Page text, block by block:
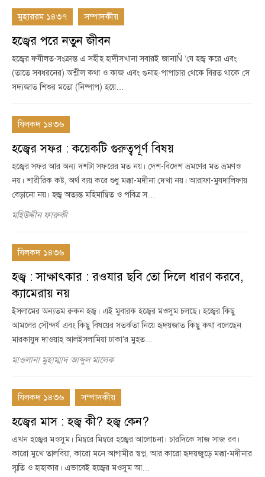
মুহাররম ১৪৩৭ সম্পাদকীয়
হজ্বের পরে নতুন জীবন
হজ্বের ফযীলত-সংক্রান্ত এ সহীহ হাদীসখানা সবারই জানাÑ ‘যে হজ্ব করে এবং
(তাতে সবধরনের) অশ্লীল কথা ও কাজ এবং গুনাহ-পাপাচার থেকে বিরত থাকে সে
সদ্যজাত শিশুর মতো (নিষ্পাপ) হয়ে…
যিলকদ ১৪৩৬
হজ্বের সফর : কয়েকটি গুরুত্বপূর্ণ বিষয়
হজ্বের সফর আর অন্য দশটা সফরের মত নয়। দেশ-বিদেশ ভ্রমণের মত ভ্রমণও
নয়। শারীরিক কষ্ট, অর্থ ব্যয় করে শুধু মক্কা-মদীনা দেখা নয়। আরাফা-মুযদালিফায়
বেড়ানো নয়। হজ্ব অত্যন্ত মহিমান্বিত ও পবিত্র স…
মহিউদ্দীন ফারুকী
যিলকদ ১৪৩৬
হজ্ব : সাক্ষাৎকার : রওযার ছবি তো দিলে ধারণ করবে,
ক্যামেরায় নয়
ইসলামের অন্যতম রুকন হজ্ব। এই মুবারক হজ্বের মওসুম চলছে। হজ্বের কিছু
আমলের সৌন্দর্য এবং কিছু বিষয়ের সতর্কতা নিয়ে হৃদয়জাত কিছু কথা বলেছেন
মারকাযুদ দাওয়াহ আলইসলামিয়া ঢাকা’র মুহত…
মাওলানা মুহাম্মাদ আব্দুল মালেক
যিলকদ ১৪৩৬ সম্পাদকীয়
হজ্বের মাস : হজ্ব কী? হজ্ব কেন?
এখন হজ্বের মওসুম। মিম্বরে মিম্বরে হজ্বের আলোচনা। চারদিকে সাজ সাজ রব।
কারো মুখে তালবিয়া, কারো মনে আগামীর স্বপ্ন, আর কারো হৃদয়জুড়ে মক্কা-মদীনার
স্মৃতি ও হাহাকার। এভাবেই হজ্বের মওসুম আ…